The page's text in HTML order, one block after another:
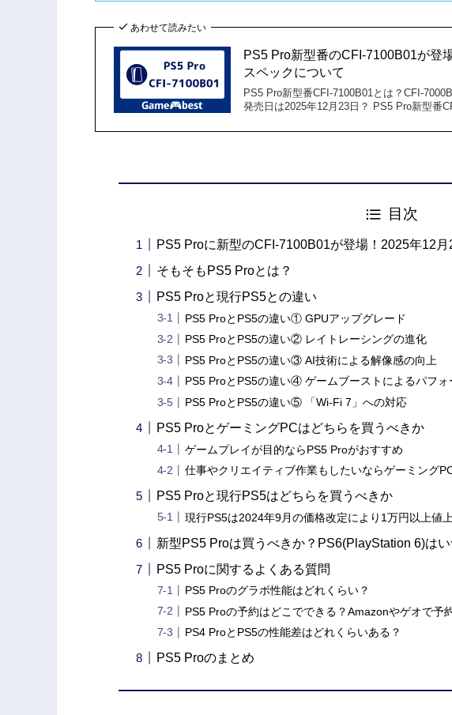
あわせて読みたい
PS5 Pro新型番のCFI-7100B01が登
スペックについて
PS5 Pro新型番CFI-7100B01とは？CFI-
発売日は2025年12月23日？ PS5 Pro新型番
目次
PS5 Proに新型のCFI-7100B01が登場！2025年12
そもそもPS5 Proとは？
PS5 Proと現行PS5との違い
PS5 ProとPS5の違い① GPUアップグレード
PS5 ProとPS5の違い② レイトレーシングの進化
PS5 ProとPS5の違い③ AI技術による解像感の向上
PS5 ProとPS5の違い④ ゲームブーストによるパフォ
PS5 ProとPS5の違い⑤ 「Wi-Fi 7」への対応
PS5 ProとゲーミングPCはどちらを買うべきか
ゲームプレイが目的ならPS5 Proがおすすめ
仕事やクリエイティブ作業もしたいならゲーミング
PS5 Proと現行PS5はどちらを買うべきか
現行PS5は2024年9月の価格改定により1万円以上値
新型PS5 Proは買うべきか？PS6(PlayStation 6)は
PS5 Proに関するよくある質問
PS5 Proのグラボ性能はどれくらい？
PS5 Proの予約はどこでできる？Amazonやゲオで予
PS4 ProとPS5の性能差はどれくらいある？
PS5 Proのまとめ